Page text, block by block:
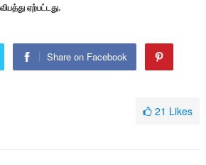
ஏற்பட்டது.
Share on Facebook
21 Likes